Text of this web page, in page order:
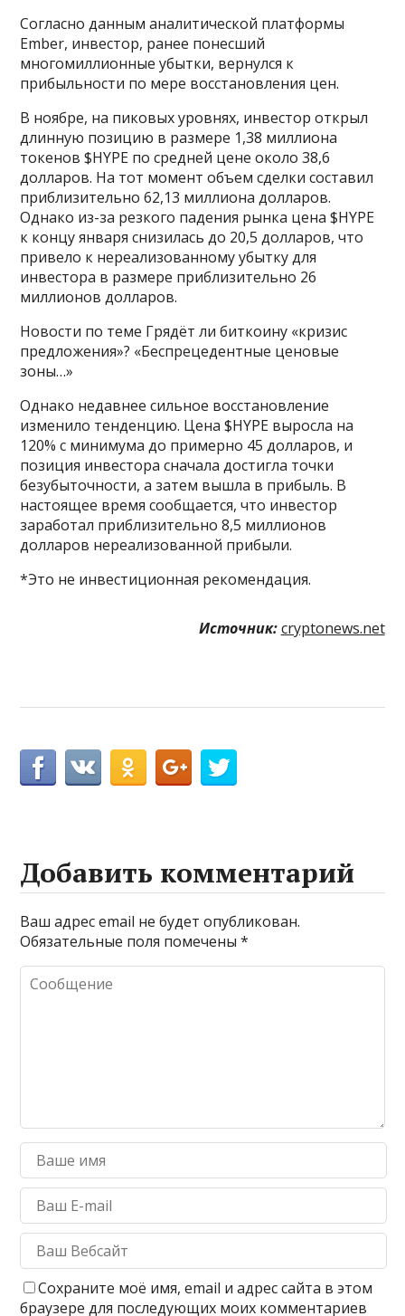
Согласно данным аналитической платформы
Ember, инвестор, ранее понесший
многомиллионные убытки, вернулся к
прибыльности по мере восстановления цен.
В ноябре, на пиковых уровнях, инвестор открыл
длинную позицию в размере 1,38 миллиона
токенов $HYPE по средней цене около 38,6
долларов. На тот момент объем сделки составил
приблизительно 62,13 миллиона долларов.
Однако из-за резкого падения рынка цена $HYPE
к концу января снизилась до 20,5 долларов, что
привело к нереализованному убытку для
инвестора в размере приблизительно 26
миллионов долларов.
Новости по теме Грядёт ли биткоину «кризис
предложения»? «Беспрецедентные ценовые
зоны…»
Однако недавнее сильное восстановление
изменило тенденцию. Цена $HYPE выросла на
120% с минимума до примерно 45 долларов, и
позиция инвестора сначала достигла точки
безубыточности, а затем вышла в прибыль. В
настоящее время сообщается, что инвестор
заработал приблизительно 8,5 миллионов
долларов нереализованной прибыли.
*Это не инвестиционная рекомендация.
Источник: cryptonews.net
Добавить комментарий
Ваш адрес email не будет опубликован.
Обязательные поля помечены*
Сохраните моё имя, email и адрес сайта в этом
браузере для последующих моих комментариев